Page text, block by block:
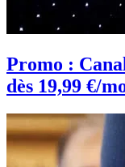
Promo :
dès 19,99 €/